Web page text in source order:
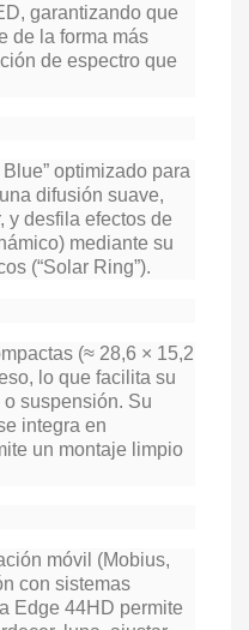
garantizando que
de la forma más
de espectro que
optimizado para
difusión suave,
y desfila efectos de
mediante su
(“Solar Ring”).
(≈ 28,6 × 15,2
lo que facilita su
suspensión. Su
integra en
un montaje limpio
móvil (Mobius,
con sistemas
Edge 44HD permite